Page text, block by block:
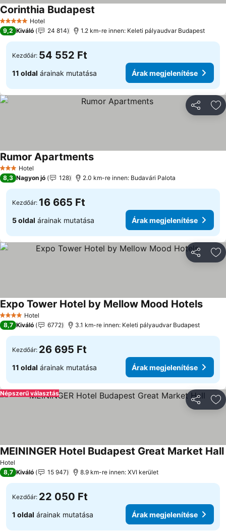
5 KategóriaHotel
Corinthia Budapest
9,2 Kiváló 24 814 1.2 km-re innen: Keleti pályaudvar Budapest
Kezdőár: 54 552 Ft
11 oldal árainak mutatása Árak megjelenítése
3 Kategória
Hotel
Rumor Apartments
8,3 Nagyon jó 128 2.0 km-re innen: Budavári Palota
Kezdőár: 16 665 Ft
5 oldal árainak mutatása Árak megjelenítése
4 KategóriaHotel
Expo Tower Hotel by Mellow Mood Hotels
8,7 Kiváló 6772 3.1 km-re innen: Keleti pályaudvar Budapest
Kezdőár: 26 695 Ft
11 oldal árainak mutatása Árak megjelenítése
Népszerű választás
Hotel
MEININGER Hotel Budapest Great Market Hall
8,7 Kiváló 15 947 8.9 km-re innen: XVI kerület
Kezdőár: 22 050 Ft
1 oldal árainak mutatása Árak megjelenítése